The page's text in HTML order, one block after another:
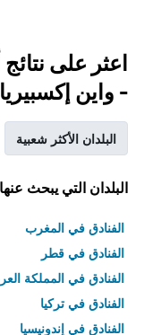
اعثر على
- واين
البلدان الأكثر شعبية
البلدان التي يبحث
الفنادق في المغرب
الفنادق في قطر
الفنادق في المملكة
الفنادق في تركيا
الفنادق في إندونيسيا